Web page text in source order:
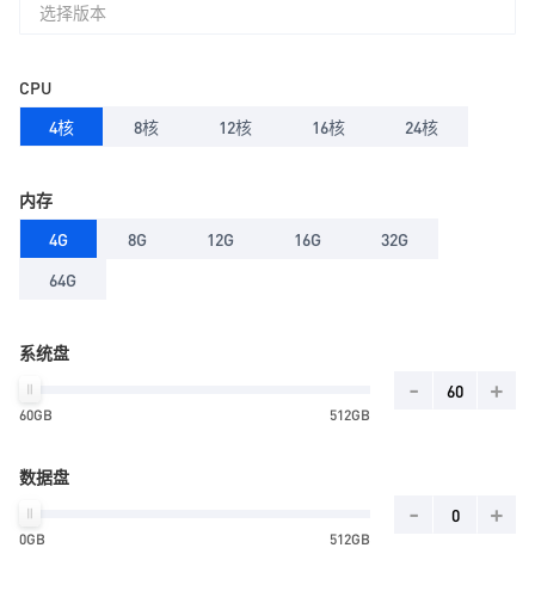
选择版本
CPU
4核
8核 12核 16核 24核
内存
4G
8G 12G 16G
32G
64G
系统盘
60GB 512GB
- +
数据盘
0GB 512GB
- +